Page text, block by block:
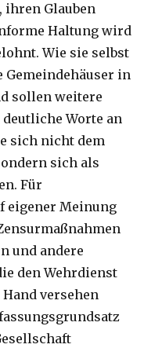
ihren Glauben
Haltung wird
Wie sie selbst
Gemeindehäuser in
sollen weitere
deutliche Worte an
sich nicht dem
sich als
Für
eigener Meinung
und andere
den Wehrdienst
versehen